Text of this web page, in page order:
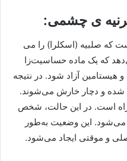
که صلبیه (اسکلرا) را می
که یک ماده حساسیت‌زا
آزاد ‌شود. در نتیجه
شده و دچار خارش می‌شوند.
است. در این حالت، شخص
این وضعیت به‌طور
و موقتی ایجاد می‌شود.